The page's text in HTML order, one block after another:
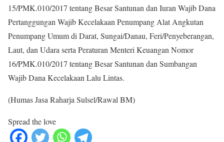
15/PMK.010/2017 tentang Besar Santunan dan Iuran Wajib Dana
Pertanggungan Wajib Kecelakaan Penumpang Alat Angkutan
Penumpang Umum di Darat, Sungai/Danau, Feri/Penyeberangan,
Laut, dan Udara serta Peraturan Menteri Keuangan Nomor
16/PMK.010/2017 tentang Besar Santunan dan Sumbangan
Wajib Dana Kecelakaan Lalu Lintas.
(Humas Jasa Raharja Sulsel/Rawal BM)
Spread the love